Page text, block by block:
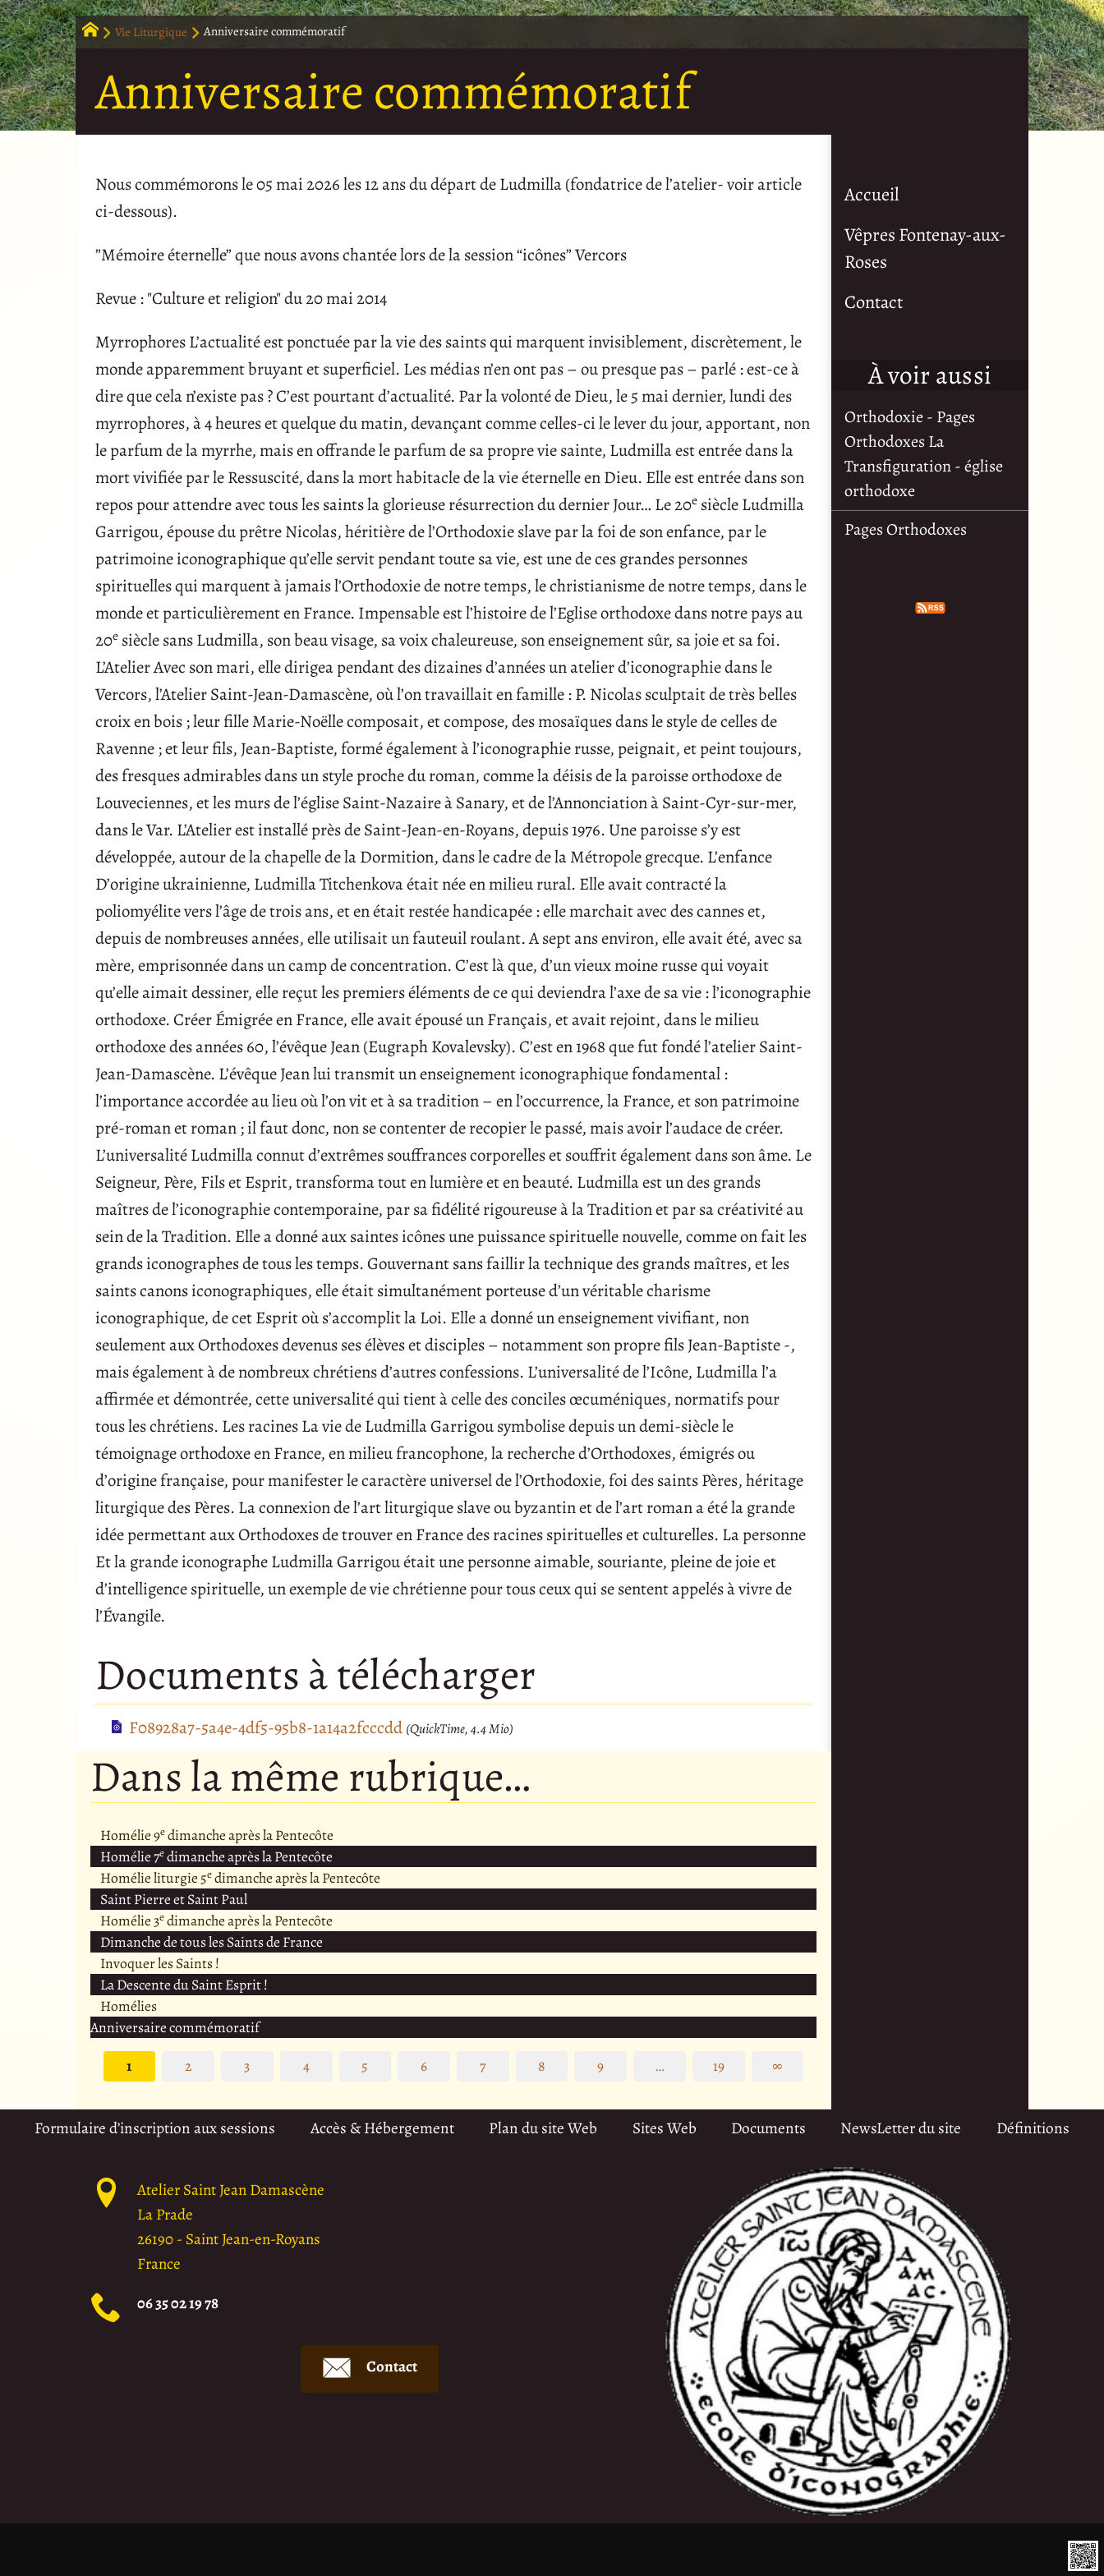
Vie Liturgique Anniversaire commémoratif
Anniversaire commémoratif
Nous commémorons le 05 mai 2026 les 12 ans du départ de Ludmilla (fondatrice de l’atelier- voir article
ci-dessous).
”Mémoire éternelle” que nous avons chantée lors de la session “icônes” Vercors
Revue : "Culture et religion" du 20 mai 2014
Myrrophores L’actualité est ponctuée par la vie des saints qui marquent invisiblement, discrètement, le
monde apparemment bruyant et superficiel. Les médias n’en ont pas – ou presque pas – parlé : est-ce à
dire que cela n’existe pas ? C’est pourtant d’actualité. Par la volonté de Dieu, le 5 mai dernier, lundi des
myrrophores, à 4 heures et quelque du matin, devançant comme celles-ci le lever du jour, apportant, non
le parfum de la myrrhe, mais en offrande le parfum de sa propre vie sainte, Ludmilla est entrée dans la
mort vivifiée par le Ressuscité, dans la mort habitacle de la vie éternelle en Dieu. Elle est entrée dans son
repos pour attendre avec tous les saints la glorieuse résurrection du dernier Jour… Le 20e siècle Ludmilla
Garrigou, épouse du prêtre Nicolas, héritière de l’Orthodoxie slave par la foi de son enfance, par le
patrimoine iconographique qu’elle servit pendant toute sa vie, est une de ces grandes personnes
spirituelles qui marquent à jamais l’Orthodoxie de notre temps, le christianisme de notre temps, dans le
monde et particulièrement en France. Impensable est l’histoire de l’Eglise orthodoxe dans notre pays au
20e siècle sans Ludmilla, son beau visage, sa voix chaleureuse, son enseignement sûr, sa joie et sa foi.
L’Atelier Avec son mari, elle dirigea pendant des dizaines d’années un atelier d’iconographie dans le
Vercors, l’Atelier Saint-Jean-Damascène, où l’on travaillait en famille : P. Nicolas sculptait de très belles
croix en bois ; leur fille Marie-Noëlle composait, et compose, des mosaïques dans le style de celles de
Ravenne ; et leur fils, Jean-Baptiste, formé également à l’iconographie russe, peignait, et peint toujours,
des fresques admirables dans un style proche du roman, comme la déisis de la paroisse orthodoxe de
Louveciennes, et les murs de l’église Saint-Nazaire à Sanary, et de l’Annonciation à Saint-Cyr-sur-mer,
dans le Var. L’Atelier est installé près de Saint-Jean-en-Royans, depuis 1976. Une paroisse s’y est
développée, autour de la chapelle de la Dormition, dans le cadre de la Métropole grecque. L’enfance
D’origine ukrainienne, Ludmilla Titchenkova était née en milieu rural. Elle avait contracté la
poliomyélite vers l’âge de trois ans, et en était restée handicapée : elle marchait avec des cannes et,
depuis de nombreuses années, elle utilisait un fauteuil roulant. A sept ans environ, elle avait été, avec sa
mère, emprisonnée dans un camp de concentration. C’est là que, d’un vieux moine russe qui voyait
qu’elle aimait dessiner, elle reçut les premiers éléments de ce qui deviendra l’axe de sa vie : l’iconographie
orthodoxe. Créer Émigrée en France, elle avait épousé un Français, et avait rejoint, dans le milieu
orthodoxe des années 60, l’évêque Jean (Eugraph Kovalevsky). C’est en 1968 que fut fondé l’atelier Saint-
Jean-Damascène. L’évêque Jean lui transmit un enseignement iconographique fondamental :
l’importance accordée au lieu où l’on vit et à sa tradition – en l’occurrence, la France, et son patrimoine
pré-roman et roman ; il faut donc, non se contenter de recopier le passé, mais avoir l’audace de créer.
L’universalité Ludmilla connut d’extrêmes souffrances corporelles et souffrit également dans son âme. Le
Seigneur, Père, Fils et Esprit, transforma tout en lumière et en beauté. Ludmilla est un des grands
maîtres de l’iconographie contemporaine, par sa fidélité rigoureuse à la Tradition et par sa créativité au
sein de la Tradition. Elle a donné aux saintes icônes une puissance spirituelle nouvelle, comme on fait les
grands iconographes de tous les temps. Gouvernant sans faillir la technique des grands maîtres, et les
saints canons iconographiques, elle était simultanément porteuse d’un véritable charisme
iconographique, de cet Esprit où s’accomplit la Loi. Elle a donné un enseignement vivifiant, non
seulement aux Orthodoxes devenus ses élèves et disciples – notamment son propre fils Jean-Baptiste -,
mais également à de nombreux chrétiens d’autres confessions. L’universalité de l’Icône, Ludmilla l’a
affirmée et démontrée, cette universalité qui tient à celle des conciles œcuméniques, normatifs pour
tous les chrétiens. Les racines La vie de Ludmilla Garrigou symbolise depuis un demi-siècle le
témoignage orthodoxe en France, en milieu francophone, la recherche d’Orthodoxes, émigrés ou
d’origine française, pour manifester le caractère universel de l’Orthodoxie, foi des saints Pères, héritage
liturgique des Pères. La connexion de l’art liturgique slave ou byzantin et de l’art roman a été la grande
idée permettant aux Orthodoxes de trouver en France des racines spirituelles et culturelles. La personne
Et la grande iconographe Ludmilla Garrigou était une personne aimable, souriante, pleine de joie et
d’intelligence spirituelle, un exemple de vie chrétienne pour tous ceux qui se sentent appelés à vivre de
l’Évangile.
Documents à télécharger
F08928a7-5a4e-4df5-95b8-1a14a2fcccdd (QuickTime, 4.4 Mio)
Dans la même rubrique…
Homélie 9edimanche après la Pentecôte
Homélie 7edimanche après la Pentecôte
Homélie liturgie 5edimanche après la Pentecôte
Saint Pierre et Saint Paul
Homélie 3edimanche après la Pentecôte
Dimanche de tous les Saints de France
Invoquer les Saints !
La Descente du Saint Esprit !
Homélies
Anniversaire commémoratif
1
2 3 4 5 6 7 8 9 … 19 ∞
Accueil
Vêpres Fontenay-aux-
Roses
Contact
À voir aussi
Orthodoxie - Pages
Orthodoxes La
Transfiguration - église
orthodoxe
Pages Orthodoxes
Formulaire d’inscription aux sessions Accès & Hébergement Plan du site Web Sites Web Documents NewsLetter du site Définitions
Atelier Saint Jean Damascène
La Prade
26190- Saint Jean-en-Royans
France
06 35 02 19 78
Contact